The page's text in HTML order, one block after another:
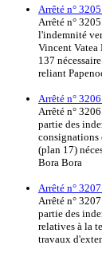
Arrêté n°
Arrêté n°
l'indemnité
Vincent Vatea
137
reliant
Arrêté n°
Arrêté n°
partie des
consignations
(plan 17)
Bora Bora
Arrêté n°
Arrêté n°
partie des
relatives à la
travaux